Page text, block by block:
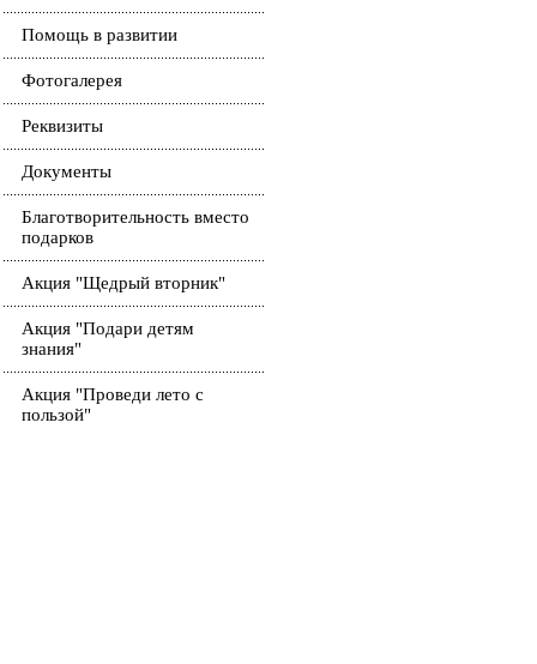
Помощь в развитии
Фотогалерея
Реквизиты
Документы
Благотворительность вместо
подарков
Акция "Щедрый вторник"
Акция "Подари детям
знания"
Акция "Проведи лето с
пользой"